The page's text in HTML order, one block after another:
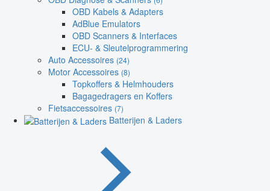
OBD Kabels & Adapters
AdBlue Emulators
OBD Scanners & Interfaces
ECU- & Sleutelprogrammering
Auto Accessoires (24)
Motor Accessoires (8)
Topkoffers & Helmhouders
Bagagedragers en Koffers
Fietsaccessoires (7)
Batterijen & Laders